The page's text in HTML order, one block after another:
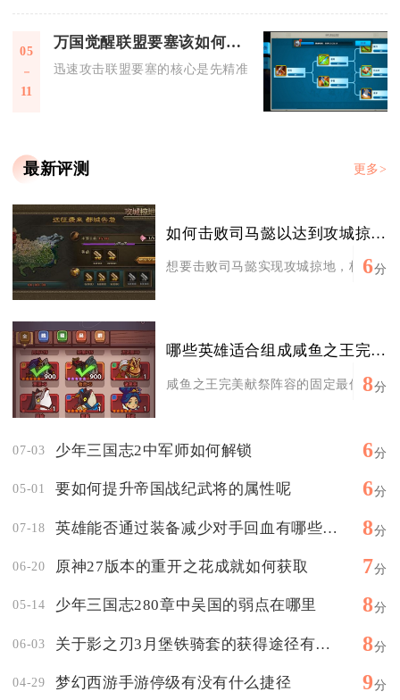
05
11
万国觉醒联盟要塞该如何迅速攻击
迅速攻击联盟要塞的核心是先精准侦查锁定薄弱点，再以攻
最新评测 更多>
如何击败司马懿以达到攻城掠地的目标
想要击败司马懿实现攻城掠地，核心依
6分
哪些英雄适合组成咸鱼之王完美献祭阵容
咸鱼之王完美献祭阵容的固定最优英雄
8分
07-03 少年三国志2中军师如何解锁 6分
05-01 要如何提升帝国战纪武将的属性呢 6分
07-18 英雄能否通过装备减少对手回血有哪些选择 8分
06-20 原神27版本的重开之花成就如何获取 7分
05-14 少年三国志280章中吴国的弱点在哪里 8分
06-03 关于影之刃3月堡铁骑套的获得途径有哪些 8分
04-29 梦幻西游手游停级有没有什么捷径 9分